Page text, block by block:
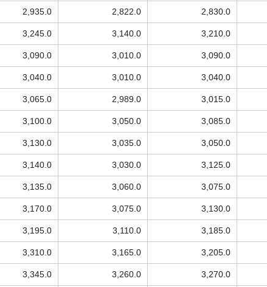
2,935.0 2,822.0 2,830.0
3,245.0 3,140.0 3,210.0
3,090.0 3,010.0 3,090.0
3,040.0 3,010.0 3,040.0
3,065.0 2,989.0 3,015.0
3,100.0 3,050.0 3,085.0
3,130.0 3,035.0 3,050.0
3,140.0 3,030.0 3,125.0
3,135.0 3,060.0 3,075.0
3,170.0 3,075.0 3,130.0
3,195.0 3,110.0 3,185.0
3,310.0 3,165.0 3,205.0
3,345.0 3,260.0 3,270.0